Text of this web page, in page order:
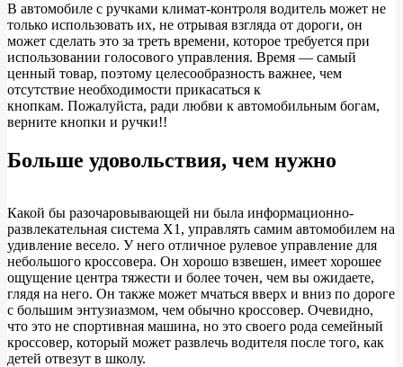
В автомобиле с ручками климат-контроля водитель может не
только использовать их, не отрывая взгляда от дороги, он
может сделать это за треть времени, которое требуется при
использовании голосового управления. Время — самый
ценный товар, поэтому целесообразность важнее, чем
отсутствие необходимости прикасаться к
кнопкам. Пожалуйста, ради любви к автомобильным богам,
верните кнопки и ручки!!
Больше удовольствия, чем нужно
Какой бы разочаровывающей ни была информационно-
развлекательная система X1, управлять самим автомобилем на
удивление весело. У него отличное рулевое управление для
небольшого кроссовера. Он хорошо взвешен, имеет хорошее
ощущение центра тяжести и более точен, чем вы ожидаете,
глядя на него. Он также может мчаться вверх и вниз по дороге
с большим энтузиазмом, чем обычно кроссовер. Очевидно,
что это не спортивная машина, но это своего рода семейный
кроссовер, который может развлечь водителя после того, как
детей отвезут в школу.